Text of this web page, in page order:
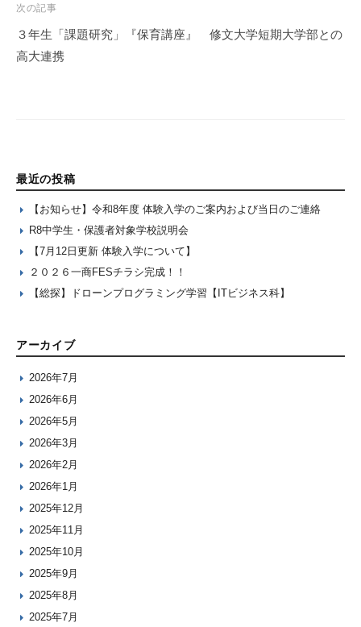
次の記事
３年生「課題研究」『保育講座』 修文大学短期大学部との
高大連携
最近の投稿
【お知らせ】令和8年度 体験入学のご案内および当日のご連絡
R8中学生・保護者対象学校説明会
【7月12日更新 体験入学について】
２０２６一商FESチラシ完成！！
【総探】ドローンプログラミング学習【ITビジネス科】
アーカイブ
2026年7月
2026年6月
2026年5月
2026年3月
2026年2月
2026年1月
2025年12月
2025年11月
2025年10月
2025年9月
2025年8月
2025年7月